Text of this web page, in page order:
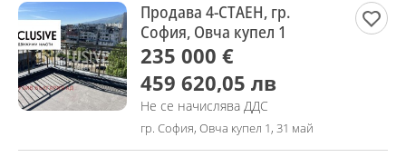
Продава 4-СТАЕН, гр.
София, Овча купел 1
235 000 €
459 620,05 лв
Не се начислява ДДС
гр. София, Овча купел 1, 31 май